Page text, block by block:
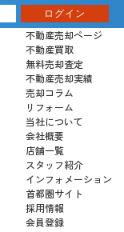
売りたい
不動産売却ページ
不動産買取
無料売却査定
不動産売却実績
売却コラム
リフォーム
当社について
会社概要
店舗一覧
スタッフ紹介
インフォメーション
首都圏サイト
採用情報
会員登録
ログイン